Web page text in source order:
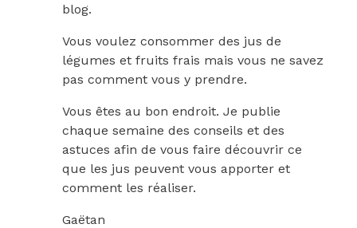
blog.
Vous voulez consommer des jus de
légumes et fruits frais mais vous ne savez
pas comment vous y prendre.
Vous êtes au bon endroit. Je publie
chaque semaine des conseils et des
astuces afin de vous faire découvrir ce
que les jus peuvent vous apporter et
comment les réaliser.
Gaëtan